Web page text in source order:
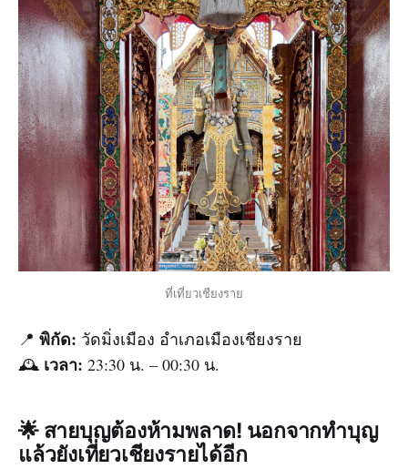
ที่เที่ยวเชียงราย
📍 พิกัด: วัดมิ่งเมือง อำเภอเมืองเชียงราย
🕰️ เวลา: 23:30 น. – 00:30 น.
🌟 สายบุญต้องห้ามพลาด! นอกจากทำบุญ
แล้วยังเที่ยวเชียงรายได้อีก